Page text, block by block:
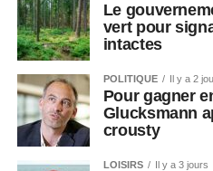
Le
vert pour
intactes
POLITIQUE Il y a 2
Pour gagner
Glucksmann
crousty
LOISIRS Il y a 3 jours